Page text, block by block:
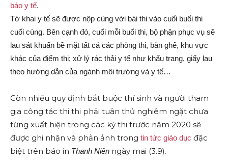
báo y tế.
Tờ khai y tế sẽ được nộp cùng với bài thi vào cuối buổi thi
cuối cùng. Bên cạnh đó, cuối mỗi buổi thi, bộ phận phục vụ sẽ
lau sát khuẩn bề mặt tất cả các phòng thi, bàn ghế, khu vực
khác của điểm thi; xử lý rác thải y tế như khẩu trang, giấy lau
theo hướng dẫn của ngành môi trường và y tế…
Còn nhiều quy định bắt buộc thí sinh và người tham
gia công tác thi thi phải tuân thủ nghiêm ngặt chưa
từng xuất hiện trong các kỳ thi trước năm 2020 sẽ
được ghi nhận và phản ảnh trong tin tức giáo dục đặc
biệt trên báo in Thanh Niên ngày mai (3.9).